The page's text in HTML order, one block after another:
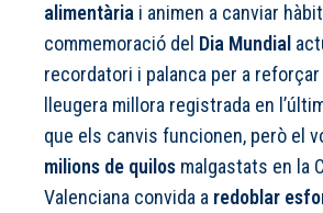
alimentària i animen a canviar
commemoració del Dia Mundial
recordatori i palanca per a
lleugera millora registrada en
que els canvis funcionen, però el
milions de quilos malgastats en la
Valenciana convida a redoblar